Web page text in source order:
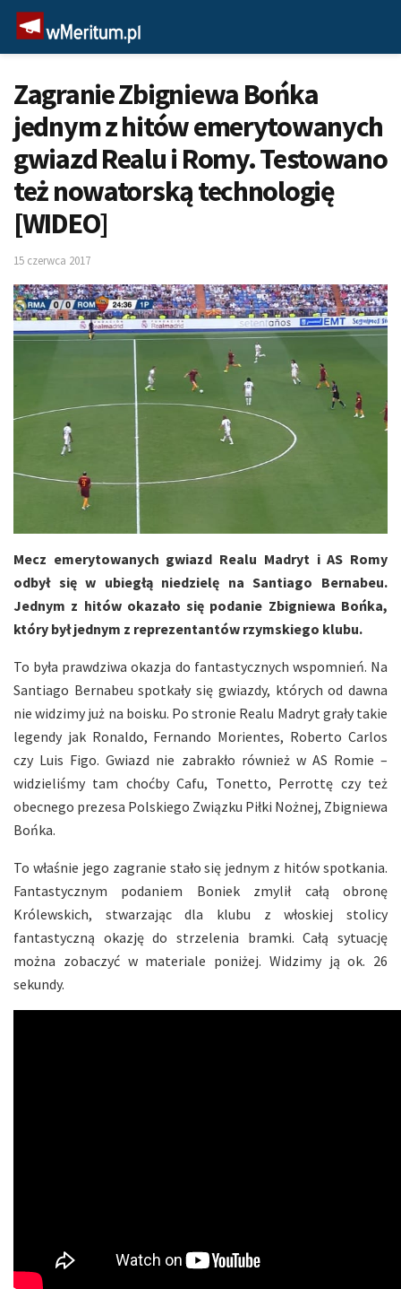
Zagranie Zbigniewa Bońka
jednym z hitów emerytowanych
gwiazd Realu i Romy. Testowano
też nowatorską technologię
[WIDEO]
15 czerwca 2017
Mecz emerytowanych gwiazd Realu Madryt i AS Romy
odbył się w ubiegłą niedzielę na Santiago Bernabeu.
Jednym z hitów okazało się podanie Zbigniewa Bońka,
który był jednym z reprezentantów rzymskiego klubu.
To była prawdziwa okazja do fantastycznych wspomnień. Na
Santiago Bernabeu spotkały się gwiazdy, których od dawna
nie widzimy już na boisku. Po stronie Realu Madryt grały takie
legendy jak Ronaldo, Fernando Morientes, Roberto Carlos
czy Luis Figo. Gwiazd nie zabrakło również w AS Romie –
widzieliśmy tam choćby Cafu, Tonetto, Perrottę czy też
obecnego prezesa Polskiego Związku Piłki Nożnej, Zbigniewa
Bońka.
To właśnie jego zagranie stało się jednym z hitów spotkania.
Fantastycznym podaniem Boniek zmylił całą obronę
Królewskich, stwarzając dla klubu z włoskiej stolicy
fantastyczną okazję do strzelenia bramki. Całą sytuację
można zobaczyć w materiale poniżej. Widzimy ją ok. 26
sekundy.